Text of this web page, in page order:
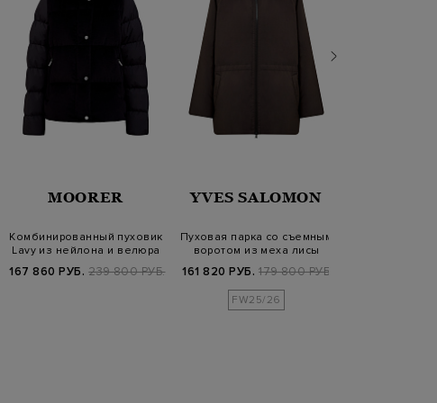
MOORER
Комбинированный пуховик
Lavy из нейлона и велюра
167 860 РУБ. 239 800 РУБ.
YVES SALOMON
Пуховая парка со съемным
воротом из меха лисы
161 820 РУБ. 179 800 РУБ.
FW25/26